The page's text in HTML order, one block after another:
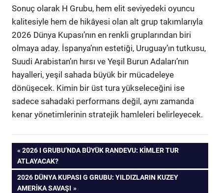
Sonuç olarak H Grubu, hem elit seviyedeki oyuncu
kalitesiyle hem de hikâyesi olan alt grup takımlarıyla
2026 Dünya Kupası’nın en renkli gruplarından biri
olmaya aday. İspanya’nın estetiği, Uruguay’ın tutkusu,
Suudi Arabistan’ın hırsı ve Yeşil Burun Adaları’nın
hayalleri, yeşil sahada büyük bir mücadeleye
dönüşecek. Kimin bir üst tura yükseleceğini ise
sadece sahadaki performans değil, aynı zamanda
kenar yönetimlerinin stratejik hamleleri belirleyecek.
Yazı
gezinmesi
ÖNCEKI
YAZI:
2026 I GRUBU’NDA BÜYÜK RANDEVU: KIMLER TUR
ATLAYACAK?
SONRAKI
YAZI:
2026 DÜNYA KUPASI G GRUBU: YILDIZLARIN KUZEY
AMERIKA SAVAŞI